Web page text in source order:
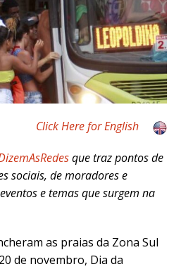
Click Here for English
que traz pontos de
sociais, de moradores e
e temas que surgem na
as praias da Zona Sul
de novembro, Dia da